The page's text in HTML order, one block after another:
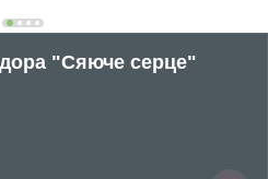
"Сяюче серце"